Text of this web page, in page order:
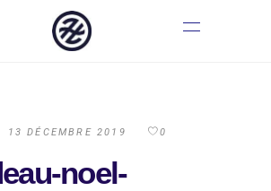
13 DÉCEMBRE 2019 0
noel-